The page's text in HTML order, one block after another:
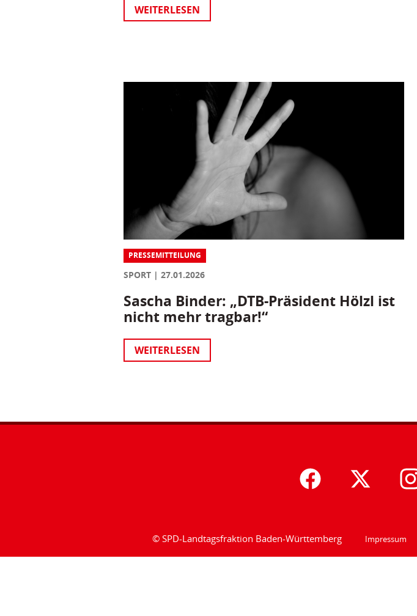
WEITERLESEN
PRESSEMITTEILUNG
SPORT 27.01.2026
Sascha Binder: „DTB-Präsident Hölzl ist
nicht mehr tragbar!“
WEITERLESEN
© SPD-Landtagsfraktion Baden-Württemberg Impressum